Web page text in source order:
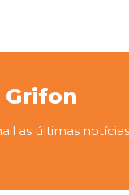
as últimas notícias